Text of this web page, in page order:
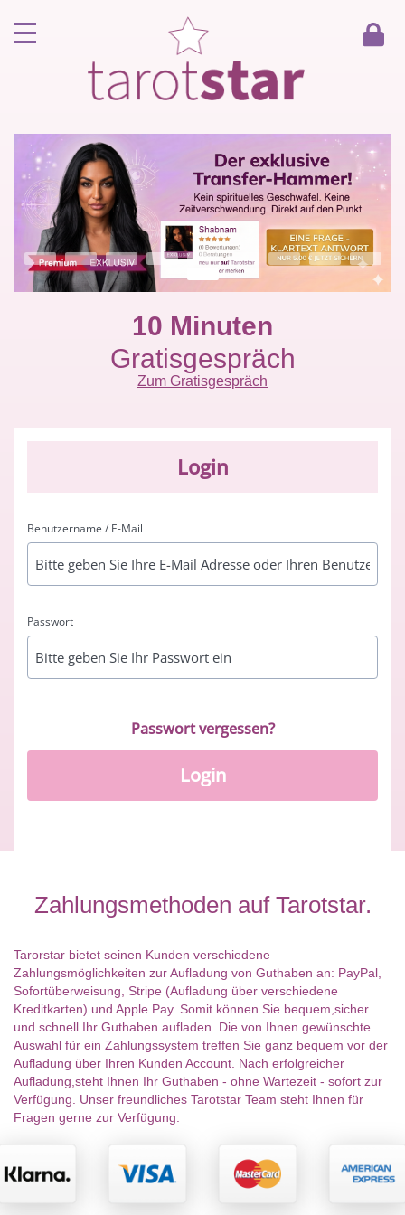
Kunde werden
Berater werden
Kartenlegen Gratisgespräch
Gästebuch
10 Minuten
Gratisgespräch
Zum Gratisgespräch
Login
Benutzername / E-Mail
Passwort
Login
Passwort vergessen?
Zahlungsmethoden auf Tarotstar.
Tarorstar bietet seinen Kunden verschiedene
Zahlungsmöglichkeiten zur Aufladung von Guthaben an: PayPal,
Sofortüberweisung, Stripe (Aufladung über verschiedene
Kreditkarten) und Apple Pay. Somit können Sie bequem,sicher
und schnell Ihr Guthaben aufladen. Die von Ihnen gewünschte
Auswahl für ein Zahlungssystem treffen Sie ganz bequem vor der
Aufladung über Ihren Kunden Account. Nach erfolgreicher
Aufladung,steht Ihnen Ihr Guthaben - ohne Wartezeit - sofort zur
Verfügung. Unser freundliches Tarotstar Team steht Ihnen für
Fragen gerne zur Verfügung.